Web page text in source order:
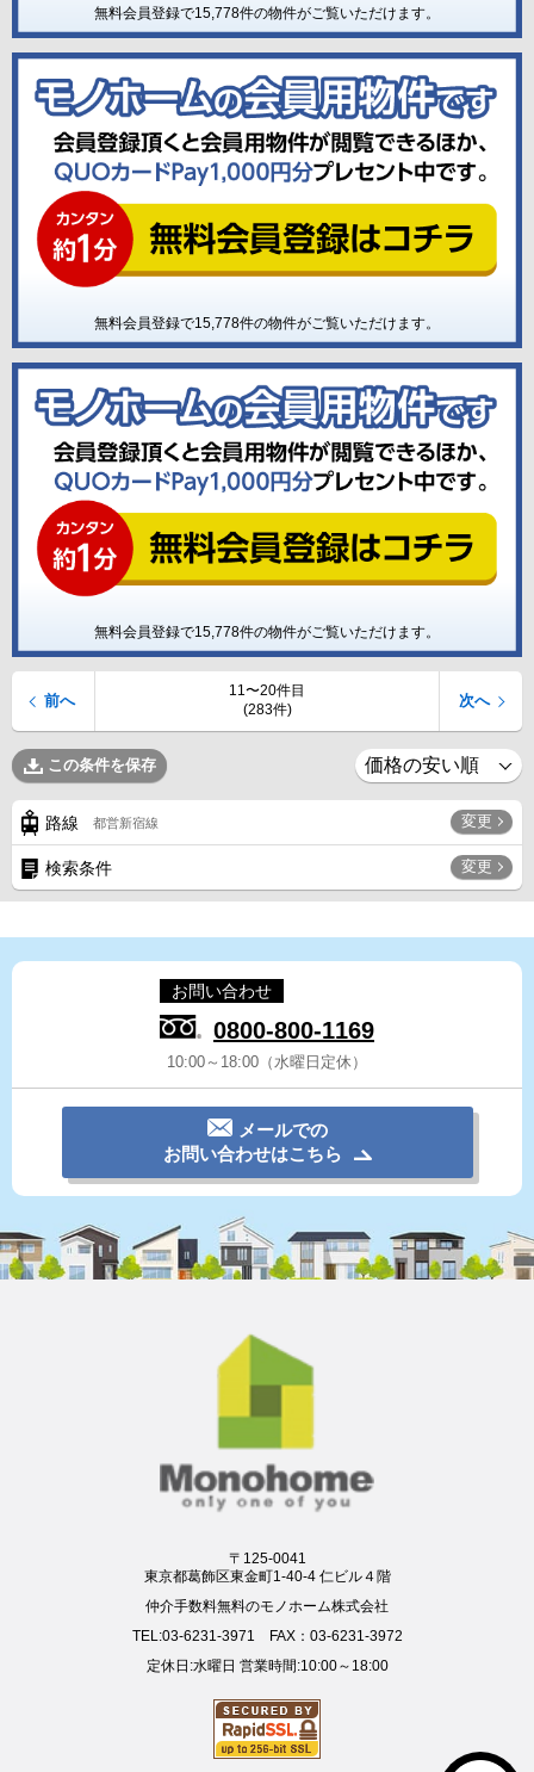
無料会員登録で15,778件の物件がご覧いただけます。
無料会員登録で15,778件の物件がご覧いただけます。
無料会員登録で15,778件の物件がご覧いただけます。
11〜20件目
(283件)
前へ 次へ
この条件を保存
路線 都営新宿線 変更
検索条件 変更
お問い合わせ
0800-800-1169
10:00～18:00（水曜日定休）
メールでの
お問い合わせはこちら
〒125-0041
東京都葛飾区東金町1-40-4 仁ビル４階
仲介手数料無料のモノホーム株式会社
TEL:03-6231-3971 FAX：03-6231-3972
定休日:水曜日 営業時間:10:00～18:00